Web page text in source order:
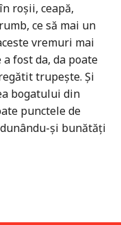
roșii, ceapă,
ce să mai un
vremuri mai
fost da, da poate
trupește. Și
bogatului din
punctele de
și bunătăți